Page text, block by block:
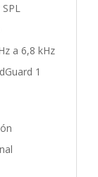
a 6,8 kHz
1